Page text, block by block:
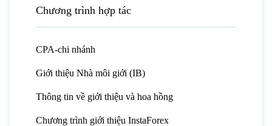
Chương trình hợp tác
CPA-chi nhánh
Giới thiệu Nhà môi giới (IB)
Thông tin về giới thiệu và hoa hồng
Chương trình giới thiệu InstaForex